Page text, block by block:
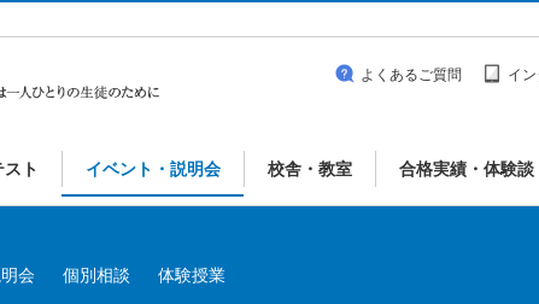
ト イベント・説明会 校舎・教室 合格実績・体験談
よくあるご質問 イ
会 個別相談 体験授業